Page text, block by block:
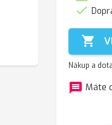


Nákup a
message Máte